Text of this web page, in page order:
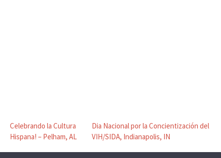
Celebrando la Cultura
Hispana! – Pelham, AL
Dia Nacional por la Concientización del
VIH/SIDA, Indianapolis, IN